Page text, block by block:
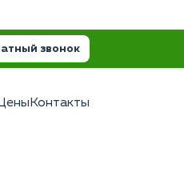
звонок
Контакты